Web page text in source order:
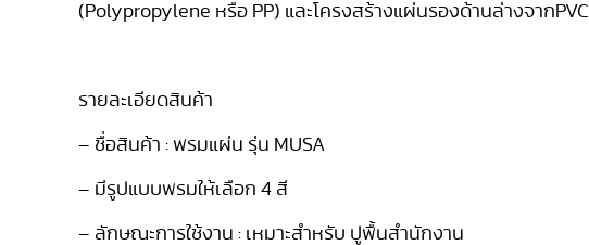
(Polypropylene หรือ PP) และโครงสร้างแผ่นรองด้านล่างจากPVC
รายละเอียดสินค้า
– ชื่อสินค้า : พรมแผ่น รุ่น MUSA
– มีรูปแบบพรมให้เลือก 4 สี
– ลักษณะการใช้งาน : เหมาะสำหรับ ปูพื้นสำนักงาน